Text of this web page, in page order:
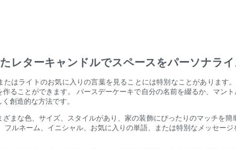
レターキャンドルでスペースをパーソナラ
たはライトのお気に入りの言葉を見ることには特別なことがありま
作ることができます。 バースデーケーキで自分の名前を綴るか、マ
創造的な方法です。
まな色、サイズ、スタイルがあり、家の装飾にぴったりのマッチを
フルネーム、イニシャル、お気に入りの単語、または特別なメッセー